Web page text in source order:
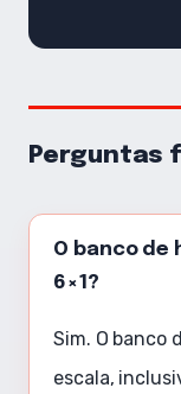
Perguntas
O banco de
6×1?
Sim. O banco
escala,